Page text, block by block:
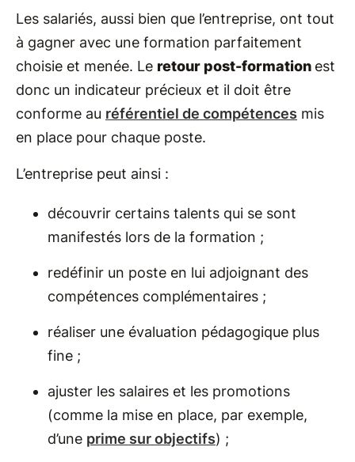
Les salariés, aussi bien que l’entreprise, ont tout
à gagner avec une formation parfaitement
choisie et menée. Le retour post-formation est
donc un indicateur précieux et il doit être
conforme au référentiel de compétences mis
en place pour chaque poste.
L’entreprise peut ainsi :
découvrir certains talents qui se sont
manifestés lors de la formation ;
redéfinir un poste en lui adjoignant des
compétences complémentaires ;
réaliser une évaluation pédagogique plus
fine ;
ajuster les salaires et les promotions
(comme la mise en place, par exemple,
d’une prime sur objectifs) ;